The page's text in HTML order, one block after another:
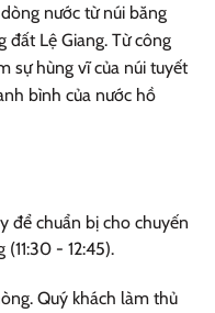
nước từ núi băng
đất Lệ Giang. Từ công
sự hùng vĩ của núi tuyết
bình của nước hồ
để chuẩn bị cho chuyến
- 12:45).
Quý khách làm thủ